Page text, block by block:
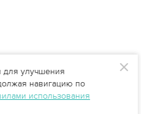
улучшения
навигацию по
использования